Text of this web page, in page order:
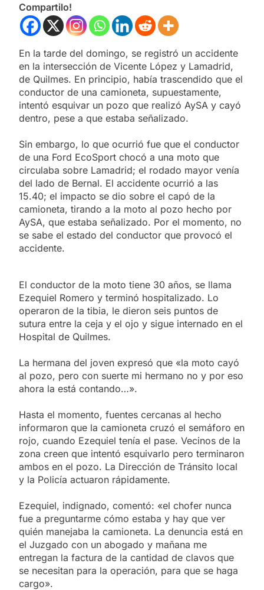
Compartilo!
En la tarde del domingo, se registró un accidente
en la intersección de Vicente López y Lamadrid,
de Quilmes. En principio, había trascendido que el
conductor de una camioneta, supuestamente,
intentó esquivar un pozo que realizó AySA y cayó
dentro, pese a que estaba señalizado.
Sin embargo, lo que ocurrió fue que el conductor
de una Ford EcoSport chocó a una moto que
circulaba sobre Lamadrid; el rodado mayor venía
del lado de Bernal. El accidente ocurrió a las
15.40; el impacto se dio sobre el capó de la
camioneta, tirando a la moto al pozo hecho por
AySA, que estaba señalizado. Por el momento, no
se sabe el estado del conductor que provocó el
accidente.
El conductor de la moto tiene 30 años, se llama
Ezequiel Romero y terminó hospitalizado. Lo
operaron de la tibia, le dieron seis puntos de
sutura entre la ceja y el ojo y sigue internado en el
Hospital de Quilmes.
La hermana del joven expresó que «la moto cayó
al pozo, pero con suerte mi hermano no y por eso
ahora la está contando…».
Hasta el momento, fuentes cercanas al hecho
informaron que la camioneta cruzó el semáforo en
rojo, cuando Ezequiel tenía el pase. Vecinos de la
zona creen que intentó esquivarlo pero terminaron
ambos en el pozo. La Dirección de Tránsito local
y la Policía actuaron rápidamente.
Ezequiel, indignado, comentó: «el chofer nunca
fue a preguntarme cómo estaba y hay que ver
quién manejaba la camioneta. La denuncia está en
el Juzgado con un abogado y mañana me
entregan la factura de la cantidad de clavos que
se necesitan para la operación, para que se haga
cargo».